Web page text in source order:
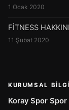
1 Ocak 2020
FİTNESS
11 Şubat 2020
KURUMSAL
Koray Spor